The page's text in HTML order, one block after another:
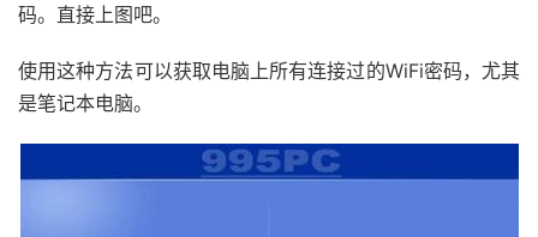
码。直接上图吧。
使用这种方法可以获取电脑上所有连接过的WiFi密码，尤其
是笔记本电脑。